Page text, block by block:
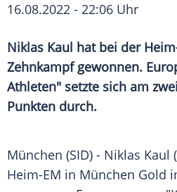
16.08.2022 - 22:06 Uhr
Niklas Kaul hat bei der
Zehnkampf gewonnen.
Athleten" setzte sich am
Punkten durch.
München (SID) - Niklas Kaul
Heim-EM in München Gold